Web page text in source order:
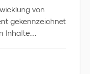
von
gekennzeichnet
Inhalte